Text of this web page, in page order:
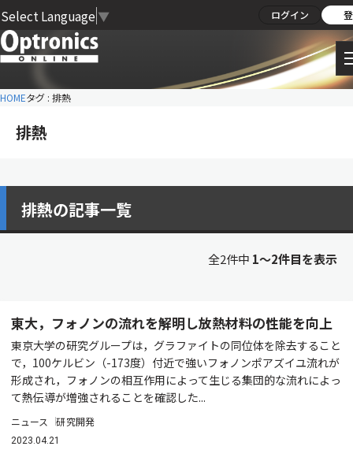
Select Language ▼ ログイン
HOMEタグ : 排熱
排熱
排熱の記事一覧
全2件中 1〜2件目を表示
東大，フォノンの流れを解明し放熱材料の性能を向上
東京大学の研究グループは，グラファイトの同位体を除去すること
で，100ケルビン（-173度）付近で強いフォノンポアズイユ流れが
形成され，フォノンの相互作用によって生じる集団的な流れによっ
て熱伝導が増強されることを確認した...
ニュース 研究開発
2023.04.21